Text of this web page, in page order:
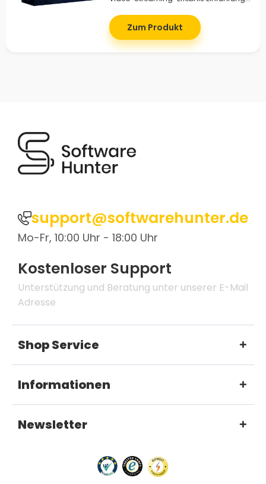
Zum Produkt
support@softwarehunter.de
Mo-Fr, 10:00 Uhr - 18:00 Uhr
Kostenloser Support
Unterstützung und Beratung unter unserer E-Mail
Adresse
Shop Service
Informationen
Newsletter